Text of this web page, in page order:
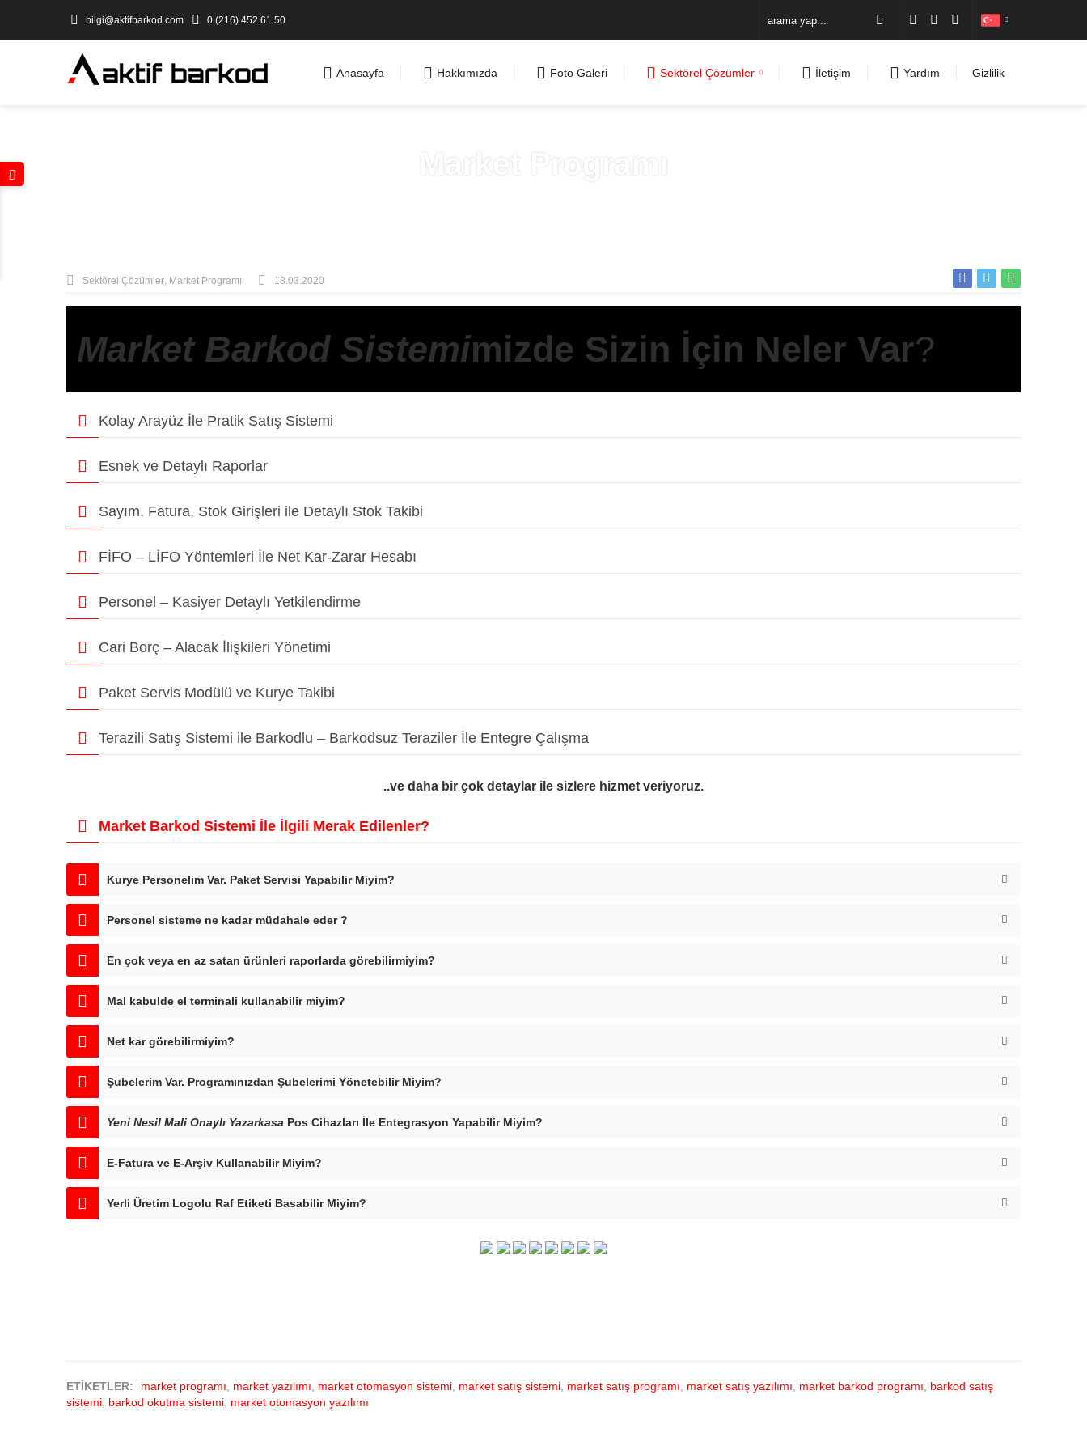
bilgi@aktifbarkod.com 0 (216) 452 61 50
Anasayfa Hakkımızda Foto Galeri Sektörel Çözümler İletişim Yardım Gizlilik
Market Programı
Sektörel Çözümler, Market Programı 18.03.2020
Market Barkod Sistemimizde Sizin İçin Neler Var?
Kolay Arayüz İle Pratik Satış Sistemi
Esnek ve Detaylı Raporlar
Sayım, Fatura, Stok Girişleri ile Detaylı Stok Takibi
FİFO – LİFO Yöntemleri İle Net Kar-Zarar Hesabı
Personel – Kasiyer Detaylı Yetkilendirme
Cari Borç – Alacak İlişkileri Yönetimi
Paket Servis Modülü ve Kurye Takibi
Terazili Satış Sistemi ile Barkodlu – Barkodsuz Teraziler İle Entegre Çalışma
..ve daha bir çok detaylar ile sizlere hizmet veriyoruz.
Market Barkod Sistemi İle İlgili Merak Edilenler?
Kurye Personelim Var. Paket Servisi Yapabilir Miyim?
Personel sisteme ne kadar müdahale eder ?
En çok veya en az satan ürünleri raporlarda görebilirmiyim?
Mal kabulde el terminali kullanabilir miyim?
Net kar görebilirmiyim?
Şubelerim Var. Programınızdan Şubelerimi Yönetebilir Miyim?
Yeni Nesil Mali Onaylı Yazarkasa Pos Cihazları İle Entegrasyon Yapabilir Miyim?
E-Fatura ve E-Arşiv Kullanabilir Miyim?
Yerli Üretim Logolu Raf Etiketi Basabilir Miyim?
ETİKETLER: market programı market yazılımı market otomasyon sistemi market satış sistemi market satış programı market satış yazılımı market barkod programı
barkod satış
sistemi barkod okutma sistemi market otomasyon yazılımı